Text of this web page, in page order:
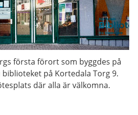
första förort som byggdes på
på Kortedala Torg 9.
där alla är välkomna.